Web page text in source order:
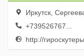
Иркутск,
+739526767...
http://